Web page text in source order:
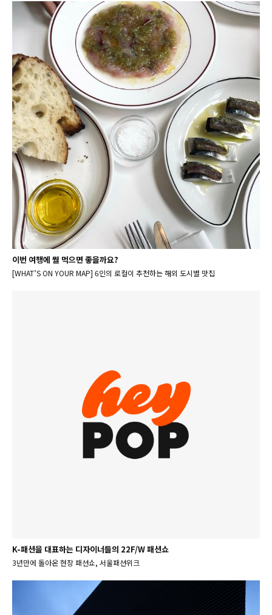
이번 여행에 뭘 먹으면 좋을까요?
[WHAT’S ON YOUR MAP] 6인의 로컬이 추천하는 해외 도시별 맛집
K-패션을 대표하는 디자이너들의 22F/W 패션쇼
3년만에 돌아온 현장 패션쇼, 서울패션위크